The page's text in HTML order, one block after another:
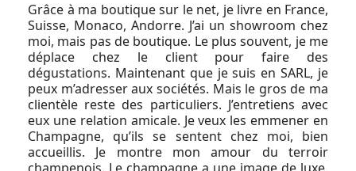
Grâce à ma boutique sur le net, je livre en France,
Suisse, Monaco, Andorre. J’ai un showroom chez
moi, mais pas de boutique. Le plus souvent, je me
déplace chez le client pour faire des
dégustations. Maintenant que je suis en SARL, je
peux m’adresser aux sociétés. Mais le gros de ma
clientèle reste des particuliers. J’entretiens avec
eux une relation amicale. Je veux les emmener en
Champagne, qu’ils se sentent chez moi, bien
accueillis. Je montre mon amour du terroir